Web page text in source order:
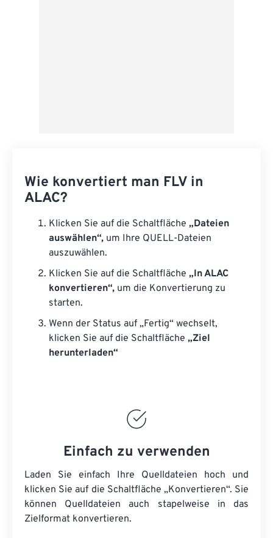
Wie konvertiert man FLV in
ALAC?
Klicken Sie auf die Schaltfläche „Dateien
auswählen“, um Ihre QUELL-Dateien
auszuwählen.
Klicken Sie auf die Schaltfläche „In ALAC
konvertieren“, um die Konvertierung zu
starten.
Wenn der Status auf „Fertig“ wechselt,
klicken Sie auf die Schaltfläche „Ziel
herunterladen“
Einfach zu verwenden
Laden Sie einfach Ihre Quelldateien hoch und
klicken Sie auf die Schaltfläche „Konvertieren“. Sie
können Quelldateien auch stapelweise in das
Zielformat konvertieren.